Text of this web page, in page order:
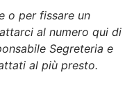
o per fissare un
al numero qui di
Segreteria e
al più presto.